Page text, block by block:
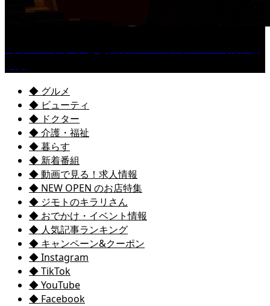
◆ グルメ
◆ ビューティ
◆ ドクター
◆ 介護・福祉
◆ 暮らす
◆ 新着番組
◆ 動画で見る！求人情報
◆ NEW OPEN のお店特集
◆ ジモトのキラリさん
◆ おでかけ・イベント情報
◆ 人気記事ランキング
◆ キャンペーン&クーポン
◆ Instagram
◆ TikTok
◆ YouTube
◆ Facebook